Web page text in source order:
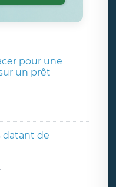
pour une
un prêt
datant de